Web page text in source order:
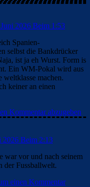
2026 Beim 1:53
Spanien-
selbst die Bankdrücker
ist ja eh Wurst. Form is
Ein WM-Pokal wird aus
machen.
keiner an einen
Kommentar abzugeben
2026 Beim 2:13
war vor und nach seinem
der Fussballwelt.
einen Kommentar